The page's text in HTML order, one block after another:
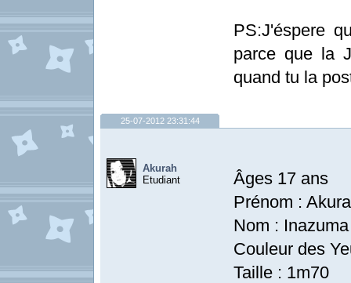
PS:J'éspere
parce que la
quand tu la
25-07-2012 23:31:44
Akurah
Etudiant
Âges 17 ans
Prénom :
Nom : Inazuma
Couleur des
Taille : 1m70